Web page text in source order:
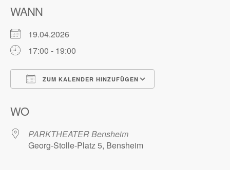
WANN
19.04.2026
17:00 - 19:00
ZUM KALENDER HINZUFÜGEN
WO
PARKTHEATER Bensheim
Georg-Stolle-Platz 5, Bensheim